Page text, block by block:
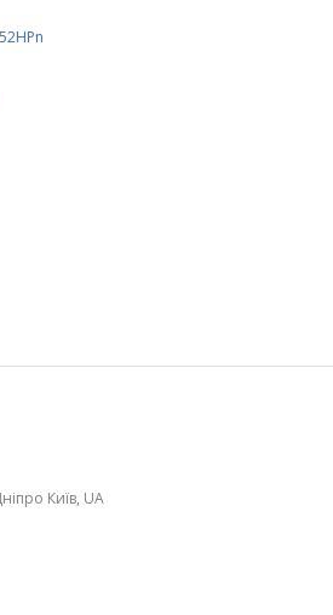
Київ, UA